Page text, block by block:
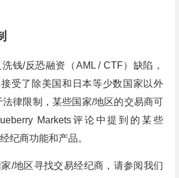
钱/反恐融资（AML / CTF）缺陷，
接受了除美国和日本等少数国家以外
律限制，某些国家/地区的交易商可
Markets评论中提到的某些
纪商功能和产品。
/地区寻找交易经纪商，请参阅我们